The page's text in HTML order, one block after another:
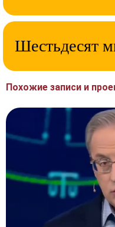
Шестьдесят
Похожие записи и